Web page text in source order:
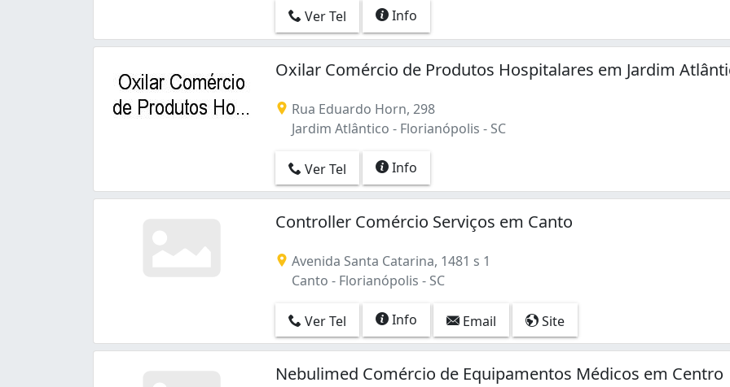
Ver Tel Info
Oxilar Comércio de Produtos Hospitalares em Jardim
Rua Eduardo Horn, 298
Jardim Atlântico - Florianópolis - SC
Ver Tel Info
Controller Comércio Serviços em Canto
Avenida Santa Catarina, 1481 s 1
Canto - Florianópolis - SC
Ver Tel Info Email Site
Nebulimed Comércio de Equipamentos Médicos em Centro